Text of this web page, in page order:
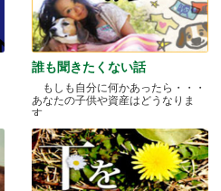
誰も聞きたくない話
もしも自分に何かあったら・・・
あなたの子供や資産はどうなりま
す.....